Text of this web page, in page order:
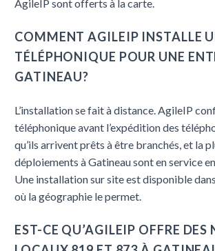
AgileIP sont offerts à la carte.
COMMENT AGILEIP INSTALLE
TÉLÉPHONIQUE POUR UNE
GATINEAU?
L’installation se fait à distance. AgileIP
téléphonique avant l’expédition des
qu’ils arrivent prêts à être branchés, et la
déploiements à Gatineau sont en service
Une installation sur site est disponible
où la géographie le permet.
EST-CE QU’AGILEIP OFFRE DES